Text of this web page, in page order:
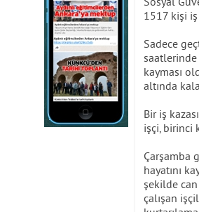
1517 kişi iş
Sadece
saatlerinde
kayması
altında
Bir iş
işçi, birinci
Çarşamba
hayatını
şekilde can
çalışan